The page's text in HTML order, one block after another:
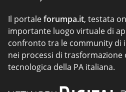
Il portaleforumpa.it, testata
importante luogo virtuale di
confronto tra le community di
nei processi di trasformazione
tecnologica della PA italiana.